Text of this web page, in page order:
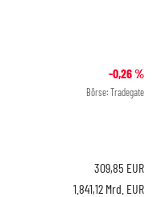
-0,26%
Börse: Tradegate
309,85 EUR
1.841,12 Mrd. EUR